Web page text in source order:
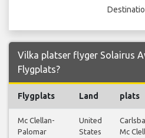
Vilka platser flyger Solairus
Flygplats?
Flygplats Land plats
Mc Clellan-
Palomar
United
States
Mc